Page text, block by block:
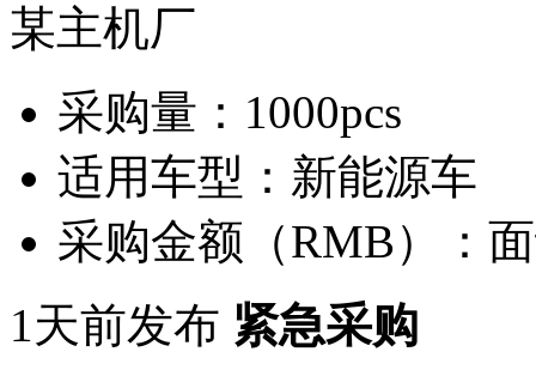
某主机厂
采购量： 1000pcs
适用车型： 新能源车
采购金额（RMB）：
1天前发布 紧急采购